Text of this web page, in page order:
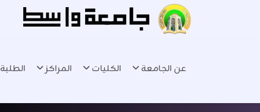
عن الجامعة الكليات المراكز الطلبة